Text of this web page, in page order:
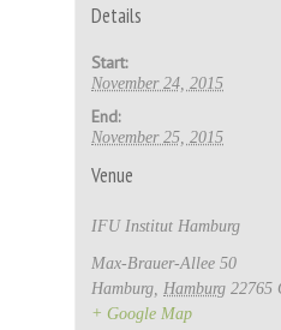
Details
Start:
November 24, 2015
End:
November 25, 2015
Venue
IFU Institut Hamburg
Max-Brauer-Allee 50
Hamburg Hamburg 22765
+ Google Map